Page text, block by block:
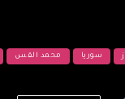
سوريا محمد القس